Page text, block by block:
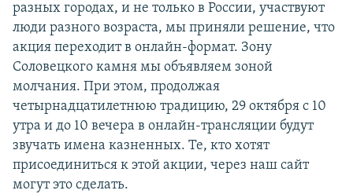
разных городах, и не только в России, участвуют
люди разного возраста, мы приняли решение, что
акция переходит в онлайн-формат. Зону
Соловецкого камня мы объявляем зоной
молчания. При этом, продолжая
четырнадцатилетнюю традицию, 29 октября с 10
утра и до 10 вечера в онлайн-трансляции будут
звучать имена казненных. Те, кто хотят
присоединиться к этой акции, через наш сайт
могут это сделать.